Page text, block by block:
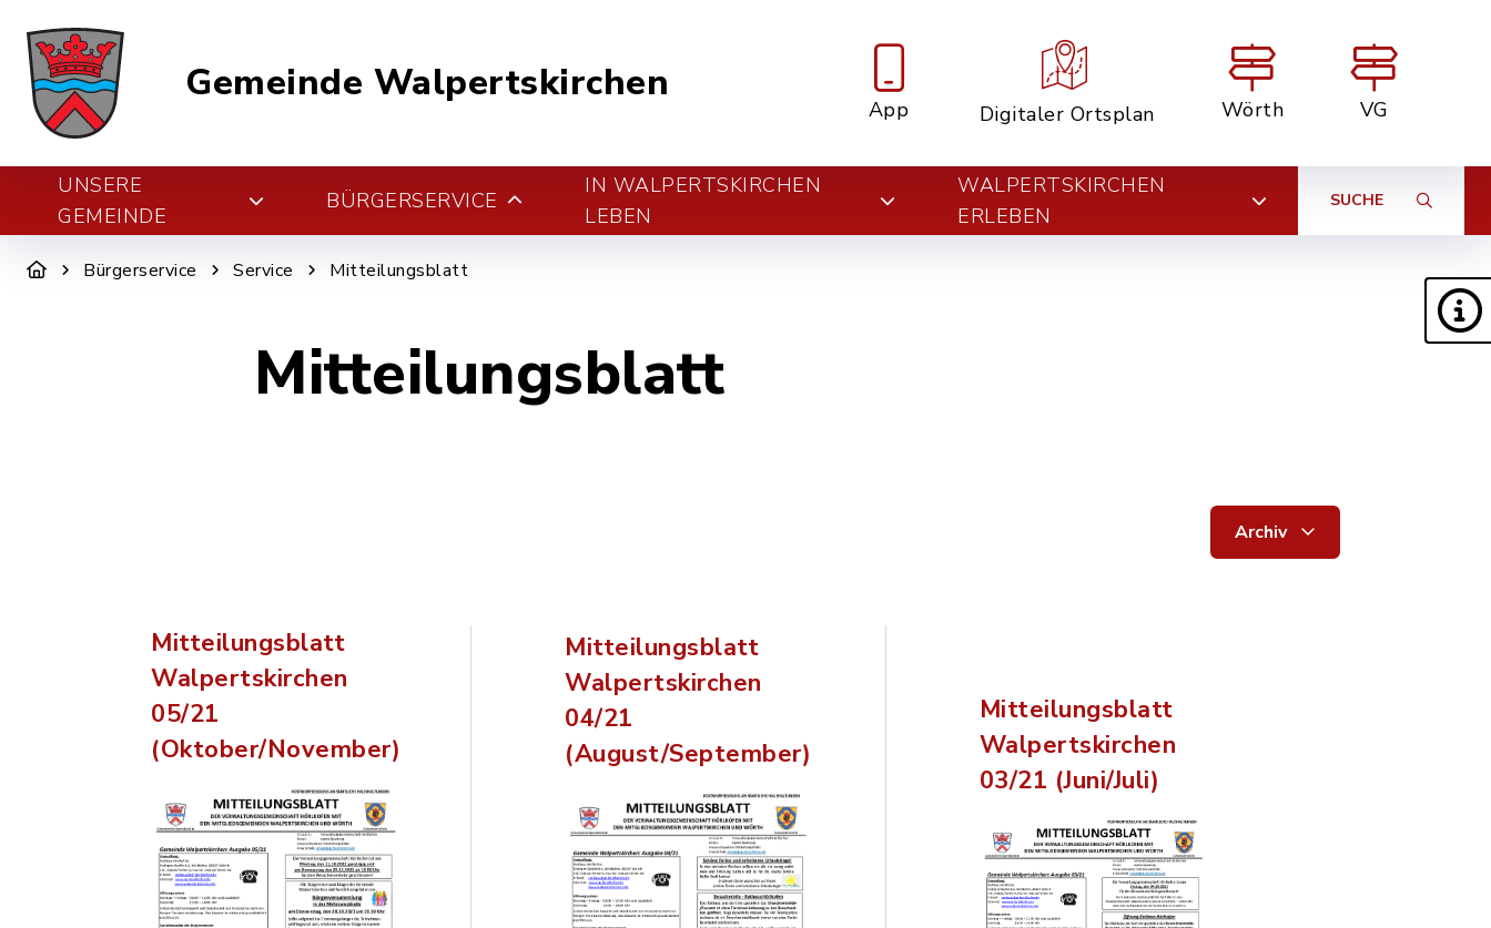
Gemeinde Walpertskirchen
App Digitaler Ortsplan Wörth VG
UNSERE
GEMEINDE
BÜRGERSERVICE
IN WALPERTSKIRCHEN
LEBEN
WALPERTSKIRCHEN
ERLEBEN
SUCHE
Bürgerservice Service Mitteilungsblatt
Mitteilungsblatt
Archiv
Mitteilungsblatt
Walpertskirchen
05/21
(Oktober/November)
Mitteilungsblatt
Walpertskirchen
04/21
(August/September)
Mitteilungsblatt
Walpertskirchen
03/21 (Juni/Juli)